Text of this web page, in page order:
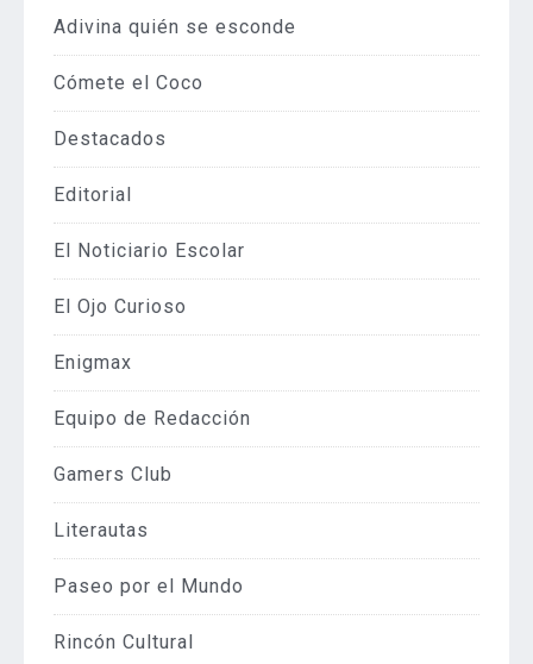
Adivina quién se esconde
Cómete el Coco
Destacados
Editorial
El Noticiario Escolar
El Ojo Curioso
Enigmax
Equipo de Redacción
Gamers Club
Literautas
Paseo por el Mundo
Rincón Cultural